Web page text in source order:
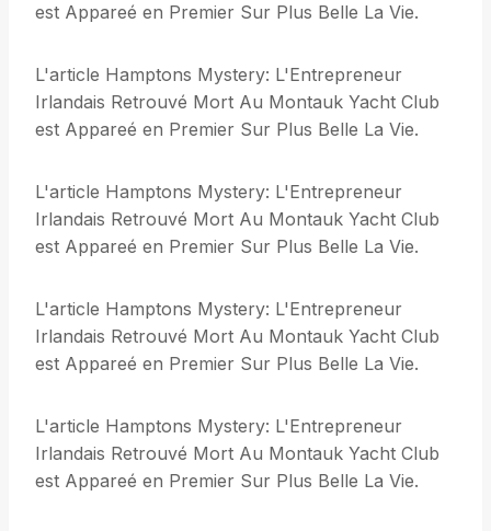
est Appareé en Premier Sur Plus Belle La Vie.
L'article Hamptons Mystery: L'Entrepreneur
Irlandais Retrouvé Mort Au Montauk Yacht Club
est Appareé en Premier Sur Plus Belle La Vie.
L'article Hamptons Mystery: L'Entrepreneur
Irlandais Retrouvé Mort Au Montauk Yacht Club
est Appareé en Premier Sur Plus Belle La Vie.
L'article Hamptons Mystery: L'Entrepreneur
Irlandais Retrouvé Mort Au Montauk Yacht Club
est Appareé en Premier Sur Plus Belle La Vie.
L'article Hamptons Mystery: L'Entrepreneur
Irlandais Retrouvé Mort Au Montauk Yacht Club
est Appareé en Premier Sur Plus Belle La Vie.